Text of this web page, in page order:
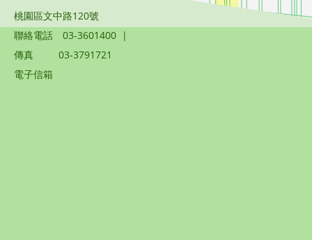
桃園區文中路120號
聯絡電話
03-3601400 |
傳真
03-3791721
電子信箱